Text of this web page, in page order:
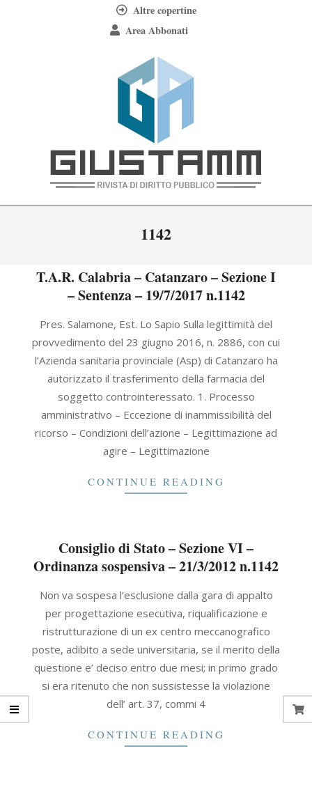
Altre copertine
Area Abbonati
Giustamm
1142
T.A.R. Calabria – Catanzaro – Sezione I
– Sentenza – 19/7/2017 n.1142
07-
19
Pres. Salamone, Est. Lo Sapio Sulla legittimità del
provvedimento del 23 giugno 2016, n. 2886, con cui
l’Azienda sanitaria provinciale (Asp) di Catanzaro ha
autorizzato il trasferimento della farmacia del
soggetto controinteressato. 1. Processo
amministrativo – Eccezione di inammissibilità del
ricorso – Condizioni dell’azione – Legittimazione ad
agire – Legittimazione
CONTINUE READING
Consiglio di Stato – Sezione VI –
Ordinanza sospensiva – 21/3/2012 n.1142
03-
Non va sospesa l’esclusione dalla gara di appalto
per progettazione esecutiva, riqualificazione e
ristrutturazione di un ex centro meccanografico
poste, adibito a sede universitaria, se il merito della
questione e’ deciso entro due mesi; in primo grado
si era ritenuto che non sussistesse la violazione
dell’ art. 37, commi 4
CONTINUE READING